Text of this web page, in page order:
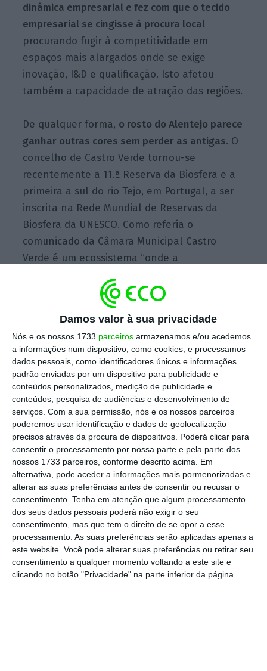
Damos valor à sua privacidade
Nós e os nossos 1733 parceiros armazenamos e/ou acedemos
a informações num dispositivo, como cookies, e processamos
dados pessoais, como identificadores únicos e informações
padrão enviadas por um dispositivo para publicidade e
conteúdos personalizados, medição de publicidade e
conteúdos, pesquisa de audiências e desenvolvimento de
serviços. Com a sua permissão, nós e os nossos parceiros
poderemos usar identificação e dados de geolocalização
precisos através da procura de dispositivos. Poderá clicar para
consentir o processamento por nossa parte e pela parte dos
nossos 1733 parceiros, conforme descrito acima. Em
alternativa, pode aceder a informações mais pormenorizadas e
alterar as suas preferências antes de consentir ou recusar o
consentimento. Tenha em atenção que algum processamento
dos seus dados pessoais poderá não exigir o seu
consentimento, mas que tem o direito de se opor a esse
processamento. As suas preferências serão aplicadas apenas a
este website. Você pode alterar suas preferências ou retirar seu
consentimento a qualquer momento voltando a este site e
clicando no botão "Privacidade" na parte inferior da página.
dinâmica empresarial e fez com que o tecido
empresarial se cingisse à procura local
procurando fugir à competitividade em
espaços mais alargados onde se exige
inovação, I&D e qualificação. Isto afetou
também a capacidade de atração das regiões.
De qualquer forma, o rosto do Alentejo parece
ganhar outras cores sem perder as antigas. O
concelho de Castro Verde tornou-se
recentemente a 11.ª Reserva da Biosfera e a
primeira a sul do rio Tejo, em Portugal, a ser
inscrita na Rede Mundial de Reservas da
Biosfera da UNESCO. Como referia o
comunicado da Câmara Municipal Castro
Verde é um ecossistema “onde a
conservação da paisagem e da natureza se
tem traduzido na manutenção da maior área
da estepe cerealífera, criada por práticas
centenárias de uma agricultura extensiva,
que levou à formação de um riquíssimo
mosaico de habitat”.
Ao mesmo tempo, com a revolução do
Alqueva deu-se uma mudança de “paradigma
na agricultura alentejana — e a vários níveis:
mais tecnologia, maior profissionalização,
diversificação de produtos, interação com o
setor da indústria agroalimentar, produção
para os mercados externos e, não menos
importante, uma modificação radical na
paisagem, com impacto direto no turismo, por
um lado, mas sobretudo na agricultura”,
explica Rui Fragoso, professor e investigador